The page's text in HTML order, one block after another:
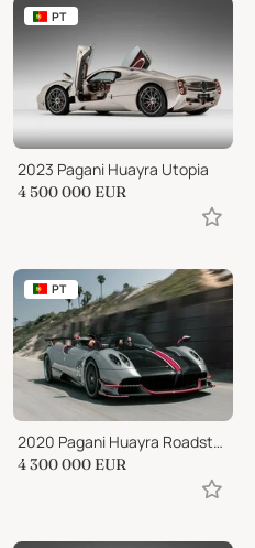
PT
2023 Pagani Huayra Utopia
4 500 000 EUR
PT
2020 Pagani Huayra Roadster Located UAE
4 300 000 EUR